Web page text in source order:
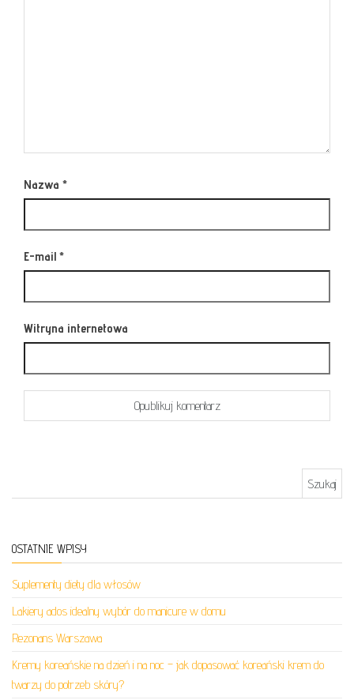
Nazwa *
E-mail *
Witryna internetowa
OSTATNIE WPISY
Suplementy diety dla włosów
Lakiery ados idealny wybór do manicure w domu
Rezonans Warszawa
Kremy koreańskie na dzień i na noc – jak dopasować koreański krem do
twarzy do potrzeb skóry?